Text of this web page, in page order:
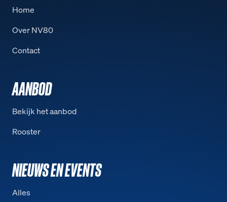
Home
Over NV80
Contact
AANBOD
Bekijk het aanbod
Rooster
NIEUWS EN EVENTS
Alles